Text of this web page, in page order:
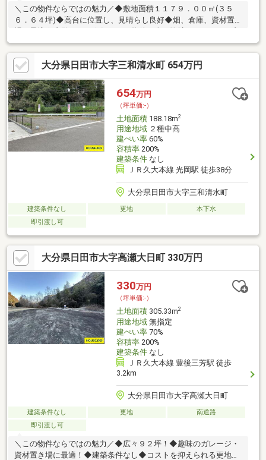
＼この物件ならではの魅力／◆敷地面積１１７９．００㎡(３５
６．６４坪)◆高台に位置し、見晴らし良好◆畑、倉庫、資材置き
覧いただけます。物件選びからお引渡しまで『ハウスドゥ日田』
が全力でサポートします。☆全国730店舗以上展開！☆ハウスド
ゥだからこその豊富な情報量と実績を生かし、お客様の夢のマイ
ホーム探しを全力でサポートいたします！
大分県日田市大字三和清水町 654万円
654万円
（坪単価:-）
土地面積188.18m2
用途地域２種中高
建ぺい率60%
容積率200%
建築条件なし
ＪＲ久大本線 光岡駅 徒歩38分
大分県日田市大字三和清水町
建築条件なし 更地
本下水
即引渡し可
大分県日田市大字高瀬大日町 330万円
330万円
（坪単価:-）
土地面積305.33m2
用途地域無指定
建ぺい率70%
容積率200%
建築条件なし
ＪＲ久大本線 豊後三芳駅 徒歩
3.2km
大分県日田市大字高瀬大日町
建築条件なし 更地
南道路
即引渡し可
＼この物件ならではの魅力／◆広々９２坪！◆趣味のガレージ・
資材置き場に最適！◆建築条件なし◆コストを抑えられる更地渡